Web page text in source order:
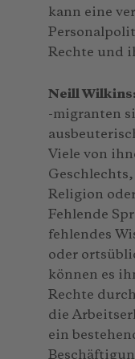
kann eine
Rechte und
Neill Wilkins:
-migranten
Viele von
Religion
Fehlende
fehlendes
oder
können es
Rechte
die
ein